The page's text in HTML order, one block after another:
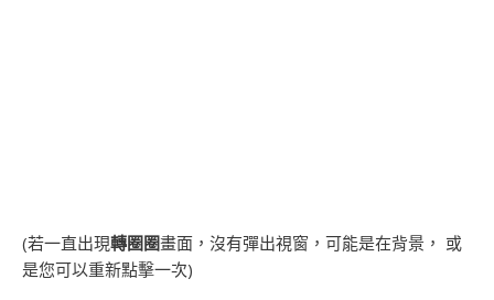
(若一直出現轉圈圈畫面，沒有彈出視窗，可能是在背景， 或
是您可以重新點擊一次)